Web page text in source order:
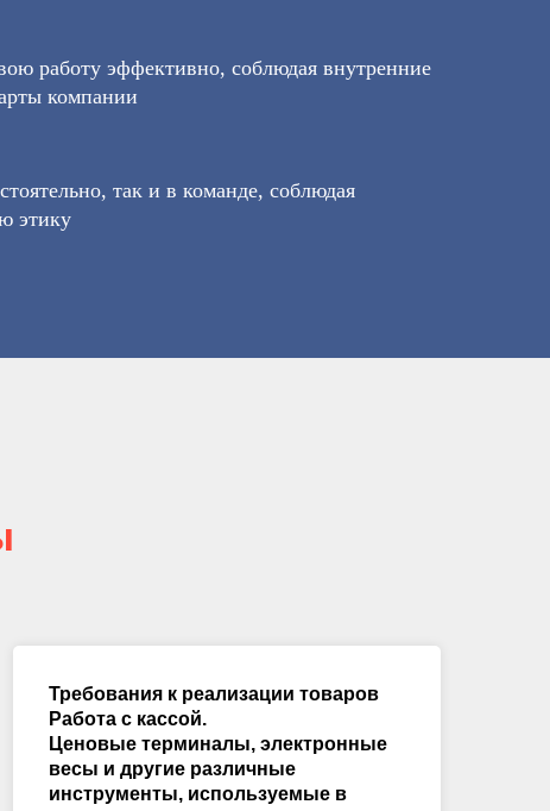
работу эффективно, соблюдая внутренние
компании
так и в команде, соблюдая
этику
Требования к реализации товаров
Работа с кассой.
Ценовые терминалы, электронные
весы и другие различные
инструменты, используемые в